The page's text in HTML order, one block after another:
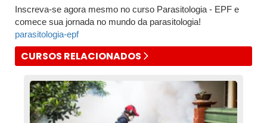
Inscreva-se agora mesmo no curso Parasitologia - EPF e
comece sua jornada no mundo da parasitologia!
parasitologia-epf
CURSOS RELACIONADOS